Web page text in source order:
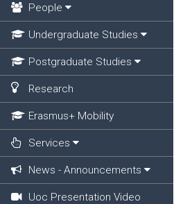
People
Undergraduate Studies
Postgraduate Studies
Research
Erasmus+ Mobility
Services
News - Announcements
Uoc Presentation Video